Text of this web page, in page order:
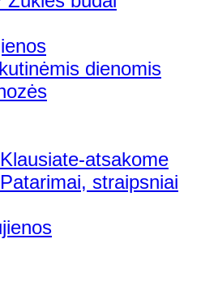
dienomis
atsakome
straipsniai